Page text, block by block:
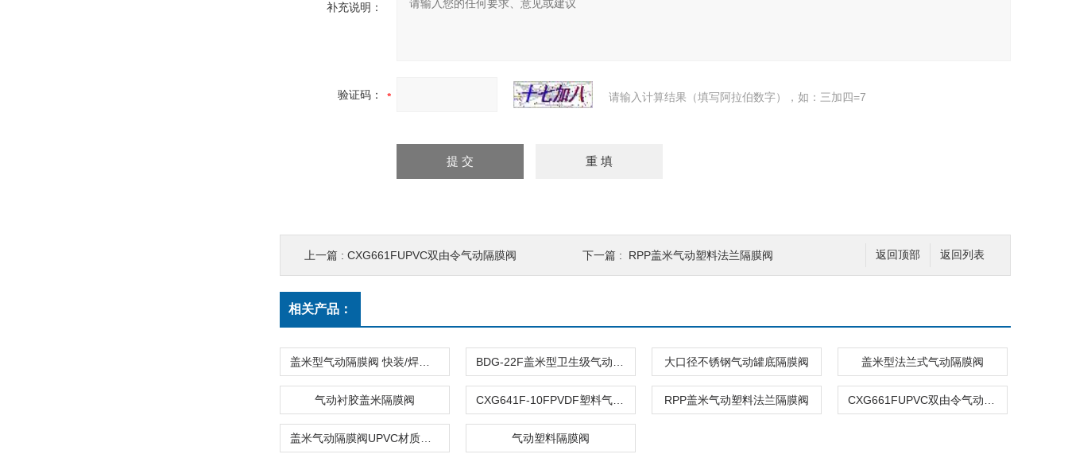
补充说明：
验证码： 请输入计算结果（填写阿拉伯数字），如：三加四=7
返回列表
返回顶部
上一篇 : CXG661FUPVC双由令气动隔膜阀 下一篇 : RPP盖米气动塑料法兰隔膜阀
相关产品：
大口径不锈钢气动罐底隔膜阀 盖米型法兰式气动隔膜阀
气动衬胶盖米隔膜阀 RPP盖米气动塑料法兰隔膜阀
气动塑料隔膜阀